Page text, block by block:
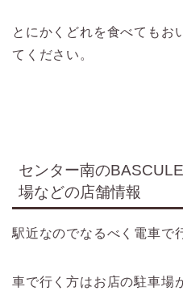
とにかくどれを食べてもお
てください。
センター南の
場などの店舗情報
駅近なのでなるべく電車で
車で行く方はお店の駐車場